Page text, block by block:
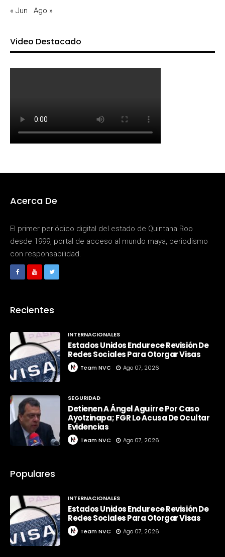
« Jun Ago »
Video Destacado
Acerca De
El primer periódico digital del estado de Quintana Roo
desde 1999, portal de acceso al mundo maya, periodismo
con responsabilidad.
Recientes
INTERNACIONALES
Estados Unidos Endurece Revisión De
Redes Sociales Para Otorgar Visas
Team NVC Ago 07, 2026
SEGURIDAD
Detienen A Ángel Aguirre Por Caso
Ayotzinapa; FGR Lo Acusa De Ocultar
Evidencias
Team NVC Ago 07, 2026
Populares
INTERNACIONALES
Estados Unidos Endurece Revisión De
Redes Sociales Para Otorgar Visas
Team NVC Ago 07, 2026